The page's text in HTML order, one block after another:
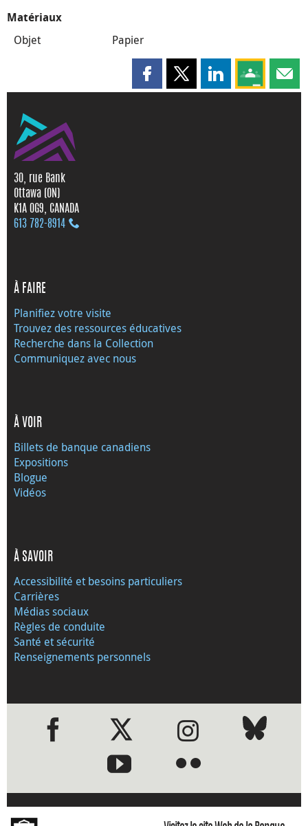
Matériaux
Objet Papier
Partager cette page sur
Partager cette page sur X
Partager cette
Partagez
30, rue Bank
Ottawa (ON)
K1A 0G9, CANADA
613 782‑8914
À FAIRE
Planifiez votre visite
Trouvez des ressources éducatives
Recherche dans la Collection
Communiquez avec nous
À VOIR
Billets de banque canadiens
Expositions
Blogue
Vidéos
À SAVOIR
Accessibilité et besoins particuliers
Carrières
Médias sociaux
Règles de conduite
Santé et sécurité
Renseignements personnels
●●